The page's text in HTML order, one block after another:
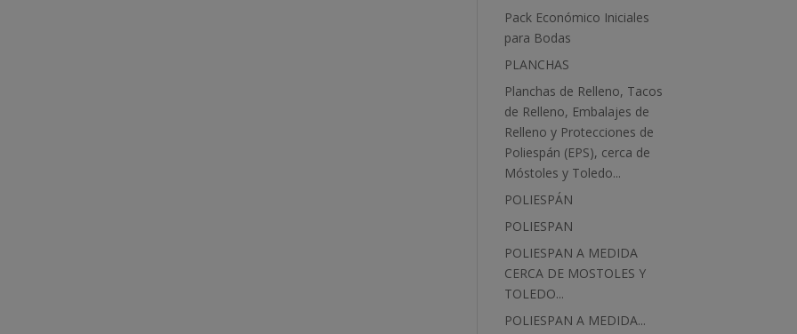
Pack Económico Iniciales
para Bodas
PLANCHAS
Planchas de Relleno, Tacos
de Relleno, Embalajes de
Relleno y Protecciones de
Poliespán (EPS), cerca de
Móstoles y Toledo...
POLIESPÁN
POLIESPAN
POLIESPAN A MEDIDA
CERCA DE MOSTOLES Y
TOLEDO...
POLIESPAN A MEDIDA...